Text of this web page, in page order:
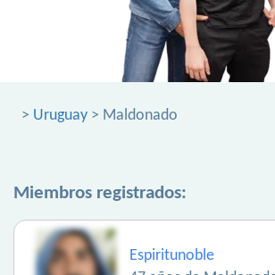
> Uruguay > Maldonado
Miembros registrados:
Espiritunoble